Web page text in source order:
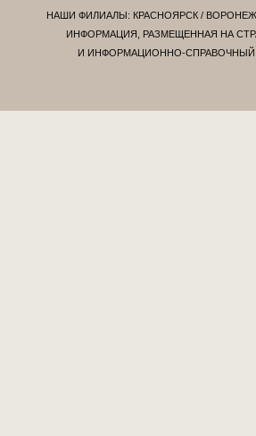
НАШИ ФИЛИАЛЫ: КРАСНОЯРСК / ВОРОНЕЖ
ИНФОРМАЦИЯ, РАЗМЕЩЕННАЯ НА
И ИНФОРМАЦИОННО-СПРАВОЧНЫЙ